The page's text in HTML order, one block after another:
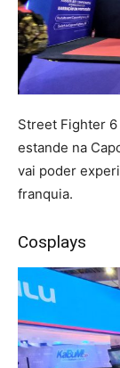
Street Fighter
estande na
vai poder
franquia.
Cosplays